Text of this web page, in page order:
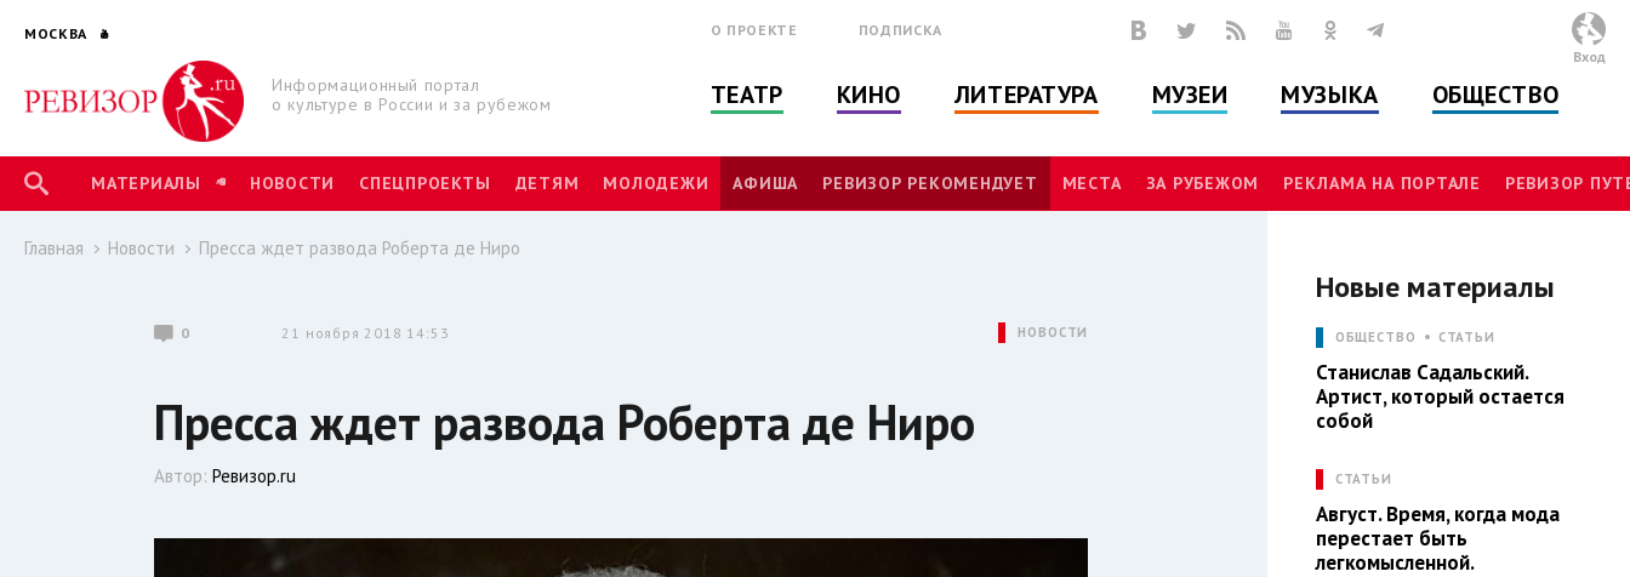
МОСКВА
Информационный портал
о культуре в России и за рубежом
О ПРОЕКТЕ ПОДПИСКА
ТЕАТР КИНО ЛИТЕРАТУРА МУЗЕИ МУЗЫКА ОБЩЕСТВО
Вход
МАТЕРИАЛЫ НОВОСТИ СПЕЦПРОЕКТЫ ДЕТЯМ МОЛОДЕЖИ АФИША РЕВИЗОР РЕКОМЕНДУЕТ МЕСТА ЗА РУБЕЖОМ РЕКЛАМА НА ПОРТАЛЕ РЕВИЗОР
Главная Новости Пресса ждет развода Роберта де Ниро
0 21 ноября 2018 14:53 НОВОСТИ
Пресса ждет развода Роберта де Ниро
Автор:Ревизор.ru
Новые материалы
ОБЩЕСТВО СТАТЬИ
Станислав Садальский.
Артист, который остается
собой
СТАТЬИ
Август. Время, когда мода
перестает быть
легкомысленной.